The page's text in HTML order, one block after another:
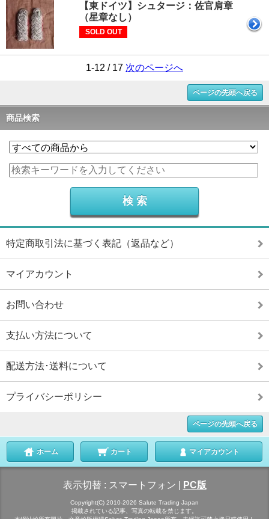
【東ドイツ】シュタージ：佐官肩章
（星章なし）
SOLD OUT
1-12 / 17 次のページへ
ページの先頭へ戻る
商品検索
特定商取引法に基づく表記（返品など）
マイアカウント
お問い合わせ
支払い方法について
配送方法･送料について
プライバシーポリシー
ページの先頭へ戻る
ホーム カート マイアカウント
表示切替 : スマートフォン PC版
Copyright(C) 2010-2026 Salute Trading Japan
掲載されている記事、写真の転載を禁じます。